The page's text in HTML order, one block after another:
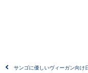
サンゴに優しいヴィーガン向け